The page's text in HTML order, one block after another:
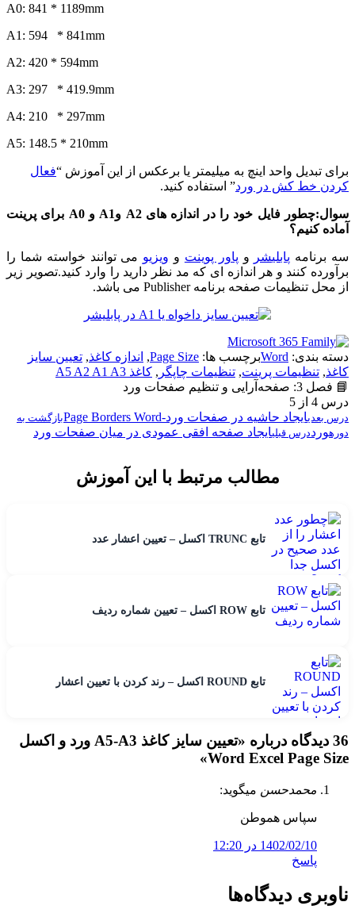
A0: 841 * 1189mm
A1: 594 * 841mm
A2: 420 * 594mm
A3: 297 * 419.9mm
A4: 210 * 297mm
A5: 148.5 * 210mm
برای تبدیل واحد اینچ به میلیمتر یا برعکس از این آموزش “فعال
کردن خط کش در ورد” استفاده کنید.
سوال:چطور فایل خود را در اندازه های A2 وA1 و A0 برای پرینت
آماده کنیم؟
سه برنامه پابلیشر و پاور پوینت و ویزیو می توانند خواسته شما را
برآورده کنند و هر اندازه ای که مد نظر دارید را وارد کنید.تصویر زیر
از محل تنظیمات صفحه برنامه Publisher می باشد.
دسته بندی: Wordبرچسب ها: Page Size
, اندازه کاغذ, تعیین سایز
کاغذ, تنظیمات پرینت, تنظیمات چاپگر , کاغذ A5 A2 A1 A3
📘 فصل 3: صفحه‌آرایی و تنظیم صفحات ورد
درس 4 از 5
درس بعدیایجاد حاشیه در صفحات ورد-Page Borders Word
بازگشت به
دورهورددرس قبلیایجاد صفحه افقی عمودی در میان صفحات ورد
مطالب مرتبط با این آموزش
تابع TRUNC اکسل – تعیین اعشار عدد
تابع ROW اکسل – تعیین شماره ردیف
تابع ROUND اکسل – رند کردن با تعیین اعشار
36 دیدگاه درباره «
تعیین سایز کاغذ A5-A3 ورد و اکسل
Word Excel Page Size
»
محمدحسن میگوید:
سپاس هموطن
1402/02/10 در 12:20
پاسخ
ناوبری دیدگاه‌ها